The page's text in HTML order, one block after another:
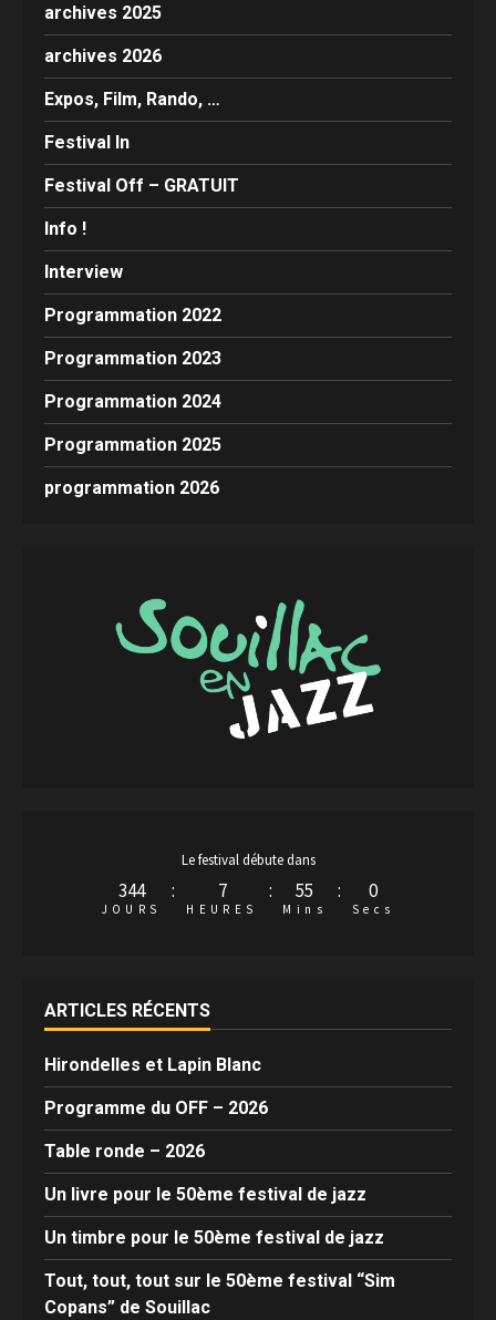
archives 2025
archives 2026
Expos, Film, Rando, …
Festival In
Festival Off – GRATUIT
Info !
Interview
Programmation 2022
Programmation 2023
Programmation 2024
Programmation 2025
programmation 2026
Le festival débute dans
344
JOURS
: 7
HEURES
: 54
Mins
: 59
Secs
ARTICLES RÉCENTS
Hirondelles et Lapin Blanc
Programme du OFF – 2026
Table ronde – 2026
Un livre pour le 50ème festival de jazz
Un timbre pour le 50ème festival de jazz
Tout, tout, tout sur le 50ème festival “Sim
Copans” de Souillac